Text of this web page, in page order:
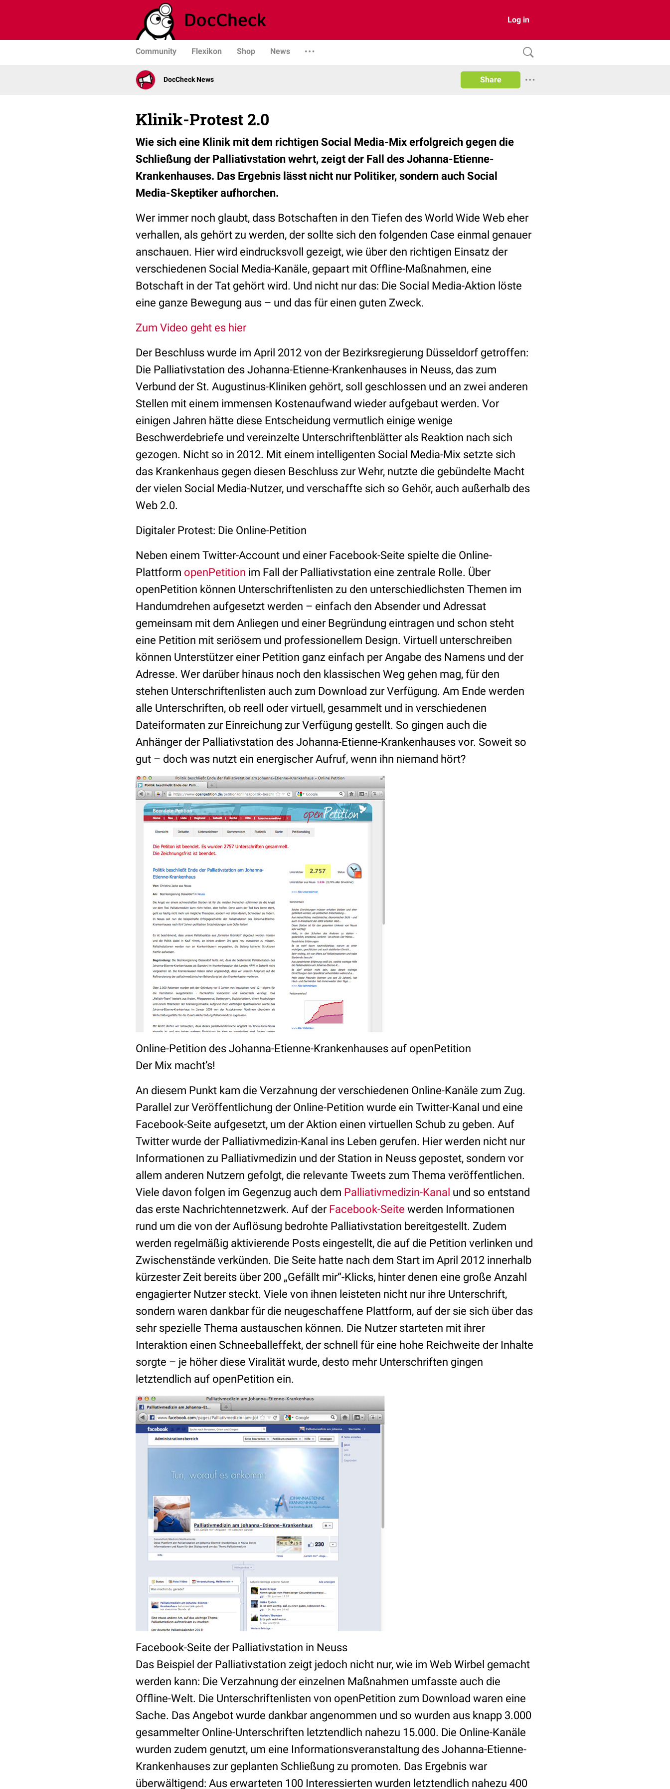
Log in
Community Flexikon Shop News
DocCheck News Share
Klinik-Protest 2.0
Wie sich eine Klinik mit dem richtigen Social Media-Mix erfolgreich gegen die
Schließung der Palliativstation wehrt, zeigt der Fall des Johanna-Etienne-
Krankenhauses. Das Ergebnis lässt nicht nur Politiker, sondern auch Social
Media-Skeptiker aufhorchen.
Wer immer noch glaubt, dass Botschaften in den Tiefen des World Wide Web eher
verhallen, als gehört zu werden, der sollte sich den folgenden Case einmal genauer
anschauen. Hier wird eindrucksvoll gezeigt, wie über den richtigen Einsatz der
verschiedenen Social Media-Kanäle, gepaart mit Offline-Maßnahmen, eine
Botschaft in der Tat gehört wird. Und nicht nur das: Die Social Media-Aktion löste
eine ganze Bewegung aus – und das für einen guten Zweck.
Zum Video geht es hier
Der Beschluss wurde im April 2012 von der Bezirksregierung Düsseldorf getroffen:
Die Palliativstation des Johanna-Etienne-Krankenhauses in Neuss, das zum
Verbund der St. Augustinus-Kliniken gehört, soll geschlossen und an zwei anderen
Stellen mit einem immensen Kostenaufwand wieder aufgebaut werden. Vor
einigen Jahren hätte diese Entscheidung vermutlich einige wenige
Beschwerdebriefe und vereinzelte Unterschriftenblätter als Reaktion nach sich
gezogen. Nicht so in 2012. Mit einem intelligenten Social Media-Mix setzte sich
das Krankenhaus gegen diesen Beschluss zur Wehr, nutzte die gebündelte Macht
der vielen Social Media-Nutzer, und verschaffte sich so Gehör, auch außerhalb des
Web 2.0.
Digitaler Protest: Die Online-Petition
Neben einem Twitter-Account und einer Facebook-Seite spielte die Online-
Plattform openPetition im Fall der Palliativstation eine zentrale Rolle. Über
openPetition können Unterschriftenlisten zu den unterschiedlichsten Themen im
Handumdrehen aufgesetzt werden – einfach den Absender und Adressat
gemeinsam mit dem Anliegen und einer Begründung eintragen und schon steht
eine Petition mit seriösem und professionellem Design. Virtuell unterschreiben
können Unterstützer einer Petition ganz einfach per Angabe des Namens und der
Adresse. Wer darüber hinaus noch den klassischen Weg gehen mag, für den
stehen Unterschriftenlisten auch zum Download zur Verfügung. Am Ende werden
alle Unterschriften, ob reell oder virtuell, gesammelt und in verschiedenen
Dateiformaten zur Einreichung zur Verfügung gestellt. So gingen auch die
Anhänger der Palliativstation des Johanna-Etienne-Krankenhauses vor. Soweit so
gut – doch was nutzt ein energischer Aufruf, wenn ihn niemand hört?
Online-Petition des Johanna-Etienne-Krankenhauses auf openPetition
Der Mix macht’s!
An diesem Punkt kam die Verzahnung der verschiedenen Online-Kanäle zum Zug.
Parallel zur Veröffentlichung der Online-Petition wurde ein Twitter-Kanal und eine
Facebook-Seite aufgesetzt, um der Aktion einen virtuellen Schub zu geben. Auf
Twitter wurde der Palliativmedizin-Kanal ins Leben gerufen. Hier werden nicht nur
Informationen zu Palliativmedizin und der Station in Neuss gepostet, sondern vor
allem anderen Nutzern gefolgt, die relevante Tweets zum Thema veröffentlichen.
Viele davon folgen im Gegenzug auch dem Palliativmedizin-Kanal und so entstand
das erste Nachrichtennetzwerk. Auf der Facebook-Seite werden Informationen
rund um die von der Auflösung bedrohte Palliativstation bereitgestellt. Zudem
werden regelmäßig aktivierende Posts eingestellt, die auf die Petition verlinken und
Zwischenstände verkünden. Die Seite hatte nach dem Start im April 2012 innerhalb
kürzester Zeit bereits über 200 „Gefällt mir“-Klicks, hinter denen eine große Anzahl
engagierter Nutzer steckt. Viele von ihnen leisteten nicht nur ihre Unterschrift,
sondern waren dankbar für die neugeschaffene Plattform, auf der sie sich über das
sehr spezielle Thema austauschen können. Die Nutzer starteten mit ihrer
Interaktion einen Schneeballeffekt, der schnell für eine hohe Reichweite der Inhalte
sorgte – je höher diese Viralität wurde, desto mehr Unterschriften gingen
letztendlich auf openPetition ein.
Facebook-Seite der Palliativstation in Neuss
Das Beispiel der Palliativstation zeigt jedoch nicht nur, wie im Web Wirbel gemacht
werden kann: Die Verzahnung der einzelnen Maßnahmen umfasste auch die
Offline-Welt. Die Unterschriftenlisten von openPetition zum Download waren eine
Sache. Das Angebot wurde dankbar angenommen und so wurden aus knapp 3.000
gesammelter Online-Unterschriften letztendlich nahezu 15.000. Die Online-Kanäle
wurden zudem genutzt, um eine Informationsveranstaltung des Johanna-Etienne-
Krankenhauses zur geplanten Schließung zu promoten. Das Ergebnis war
überwältigend: Aus erwarteten 100 Interessierten wurden letztendlich nahezu 400